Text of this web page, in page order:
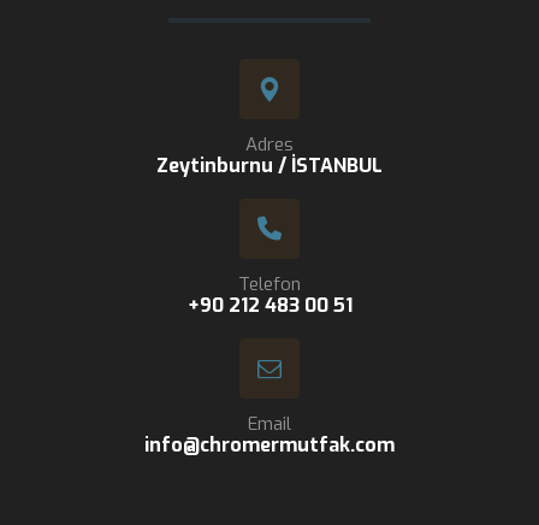
Adres
Zeytinburnu / İSTANBUL
Telefon
+90 212 483 00 51
Email
info@chromermutfak.com